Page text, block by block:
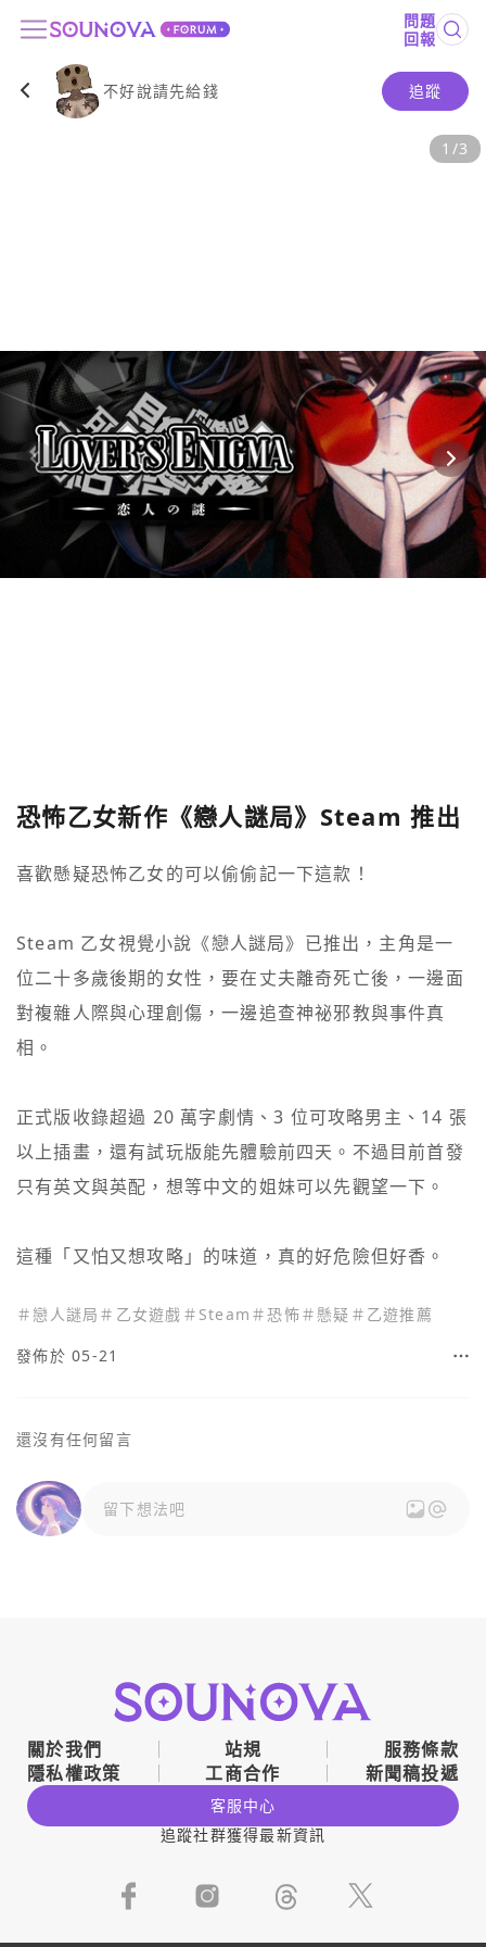
問題
回報
1 /3
不好說請先給錢 追蹤
恐怖乙女新作《戀人謎局》Steam 推出
喜歡懸疑恐怖乙女的可以偷偷記一下這款！
Steam 乙女視覺小說《戀人謎局》已推出，主角是一
位二十多歲後期的女性，要在丈夫離奇死亡後，一邊面
對複雜人際與心理創傷，一邊追查神祕邪教與事件真
相。
正式版收錄超過 20 萬字劇情、3 位可攻略男主、14 張
以上插畫，還有試玩版能先體驗前四天。不過目前首發
只有英文與英配，想等中文的姐妹可以先觀望一下。
＃ 戀人謎局 ＃ 乙女遊戲 ＃ Steam ＃恐怖＃懸疑 ＃ 乙遊推薦
發佈於 05-21
還沒有任何留言
留下想法吧
關於我們 站規
服務條款
隱私權政策
工商合作 新聞稿投遞
客服中心
追蹤社群獲得最新資訊